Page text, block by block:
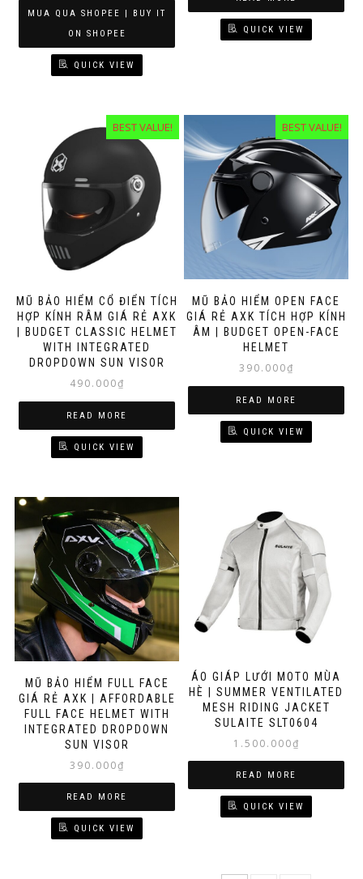
MUA QUA SHOPEE | BUY IT
ON SHOPEE
QUICK VIEW
QUICK VIEW
BEST VALUE!
MŨ BẢO HIỂM CỔ ĐIỂN TÍCH
HỢP KÍNH RÂM GIÁ RẺ AXK
| BUDGET CLASSIC HELMET
WITH INTEGRATED
DROPDOWN SUN VISOR
490.000₫
READ MORE
QUICK VIEW
BEST VALUE!
MŨ BẢO HIỂM OPEN FACE
GIÁ RẺ AXK TÍCH HỢP KÍNH
ÂM | BUDGET OPEN-FACE
HELMET
390.000₫
READ MORE
QUICK VIEW
MŨ BẢO HIỂM FULL FACE
GIÁ RẺ AXK | AFFORDABLE
FULL FACE HELMET WITH
INTEGRATED DROPDOWN
SUN VISOR
390.000₫
READ MORE
QUICK VIEW
ÁO GIÁP LƯỚI MOTO MÙA
HÈ | SUMMER VENTILATED
MESH RIDING JACKET
SULAITE SLT0604
1.500.000₫
READ MORE
QUICK VIEW